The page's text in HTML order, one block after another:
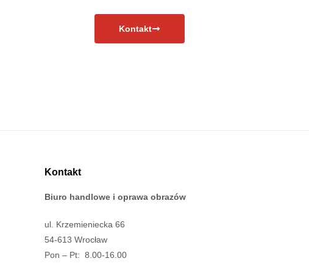
Kontakt
Kontakt
Biuro handlowe i oprawa obrazów
ul. Krzemieniecka 66
54-613 Wrocław
Pon – Pt: 8.00-16.00